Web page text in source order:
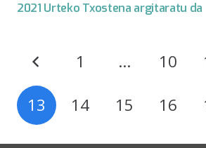
2021 Urteko Txostena argitaratu da
1 … 10
13 14 15 16